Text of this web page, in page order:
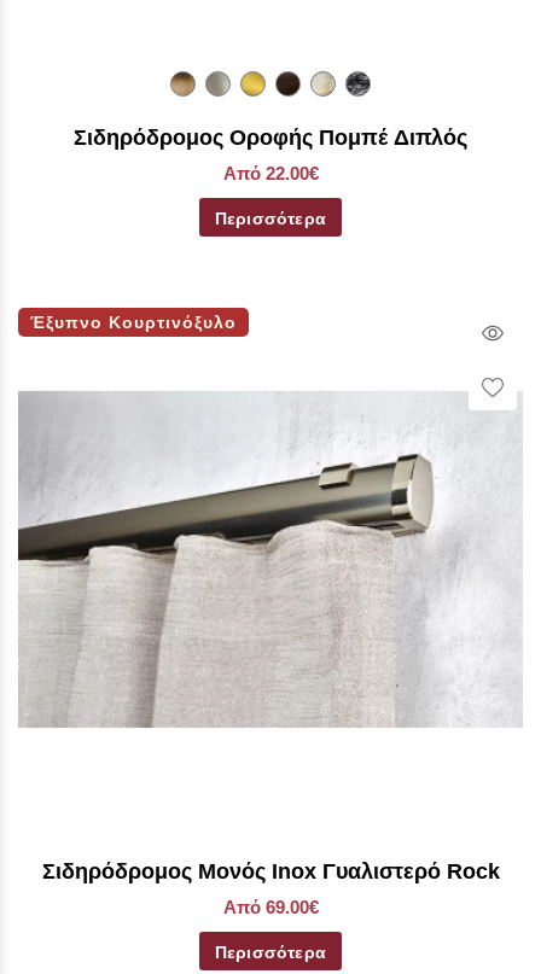
Σιδηρόδρομος Οροφής Πομπέ Διπλός
Από 22.00€
Περισσότερα
Έξυπνο Κουρτινόξυλο
Σιδηρόδρομος Μονός Inox Γυαλιστερό Rock
Από 69.00€
Περισσότερα